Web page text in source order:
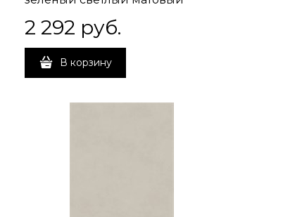
обрезной 60x119,5x0,9
2 292 руб.
В корзину